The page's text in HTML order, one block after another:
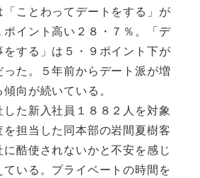
「ことわってデートをする」が
イント高い２８・７％。「デ
する」は５・９ポイント下が
った。５年前からデート派が増
向が続いている。
た新入社員１８８２人を対象
担当した同本部の岩間夏樹客
に酷使されないかと不安を感じ
ている。プライベートの時間を